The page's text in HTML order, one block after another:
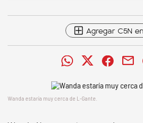
Agregar C5N en
Wanda estaría muy cerca de L-Gante.